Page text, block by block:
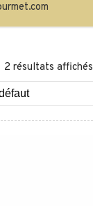
2 résultats affichés